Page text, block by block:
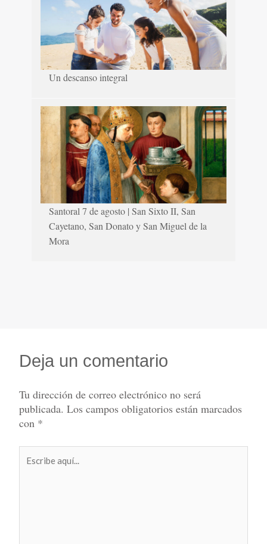
Un descanso integral
Santoral 7 de agosto | San Sixto II, San
Cayetano, San Donato y San Miguel de la
Mora
Deja un comentario
Tu dirección de correo electrónico no será
publicada. Los campos obligatorios están marcados
con *
aquí...